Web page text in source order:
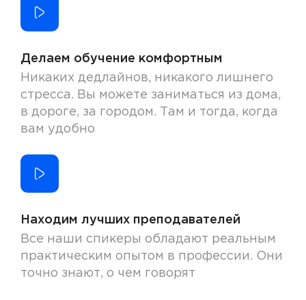
Делаем обучение комфортным
Никаких дедлайнов, никакого лишнего
стресса. Вы можете заниматься из дома,
в дороге, за городом. Там и тогда, когда
вам удобно
Находим лучших преподавателей
Все наши спикеры обладают реальным
практическим опытом в профессии. Они
точно знают, о чем говорят